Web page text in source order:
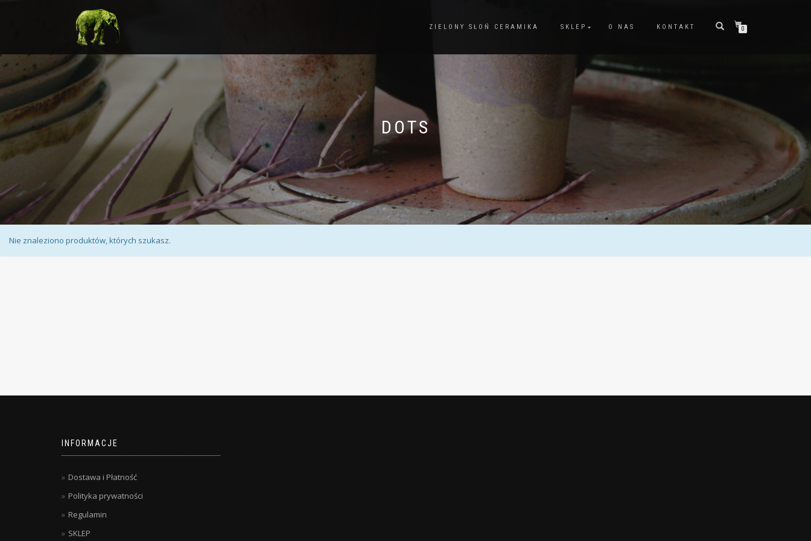
ZIELONY SŁOŃ CERAMIKA SKLEP O NAS KONTAKT 0
DOTS
Nie znaleziono produktów, których szukasz.
INFORMACJE
Dostawa i Płatność
Polityka prywatności
Regulamin
SKLEP